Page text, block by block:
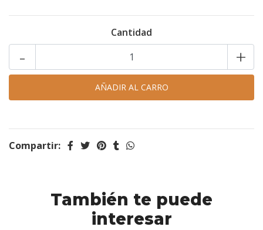
Cantidad
- +
Compartir:
También te puede
interesar